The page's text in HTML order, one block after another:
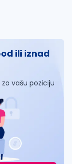
ili iznad
vašu poziciju